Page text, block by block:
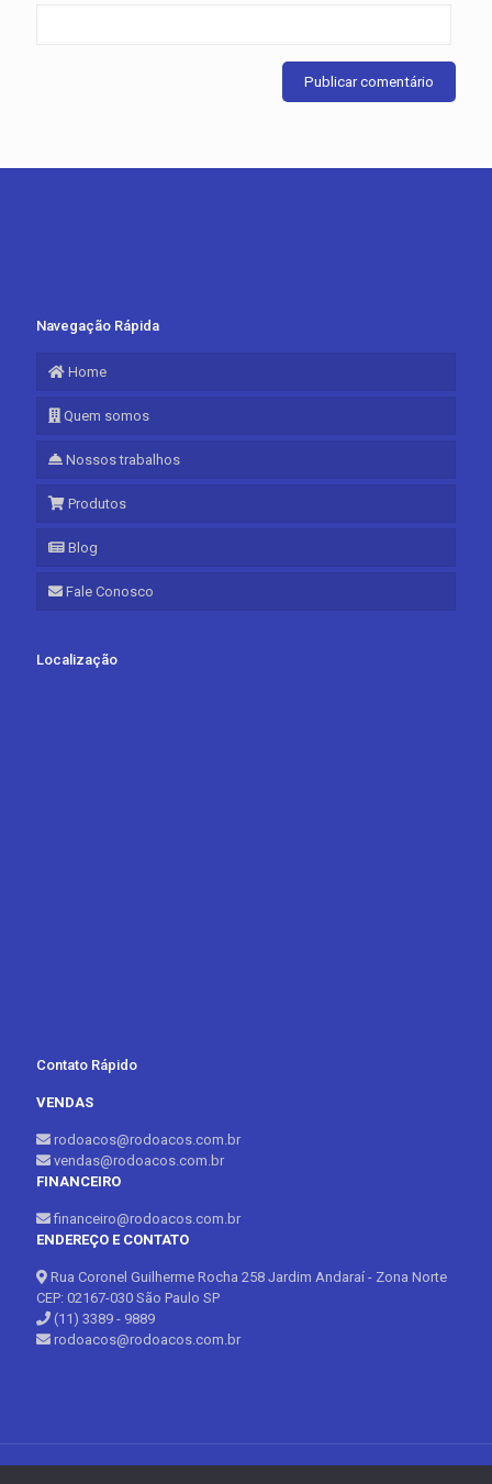
Navegação Rápida
Home
Quem somos
Nossos trabalhos
Produtos
Blog
Fale Conosco
Localização
Contato Rápido
VENDAS
rodoacos@rodoacos.com.br
vendas@rodoacos.com.br
FINANCEIRO
financeiro@rodoacos.com.br
ENDEREÇO E CONTATO
Rua Coronel Guilherme Rocha 258 Jardim Andaraí - Zona Norte
CEP: 02167-030 São Paulo SP
(11) 3389 - 9889
rodoacos@rodoacos.com.br